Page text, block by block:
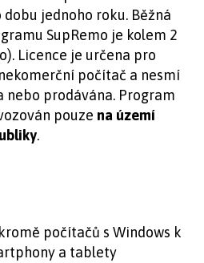
jednoho roku. Běžná
SupRemo je kolem 2
Licence je určena pro
počítač a nesmí
prodávána. Program
pouze na území
.
počítačů s Windows k
a tablety